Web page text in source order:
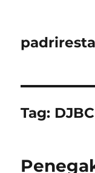
Tag: DJBC